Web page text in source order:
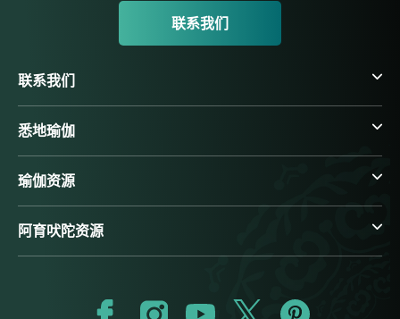
联系我们
联系我们
悉地瑜伽
瑜伽资源
阿育吠陀资源